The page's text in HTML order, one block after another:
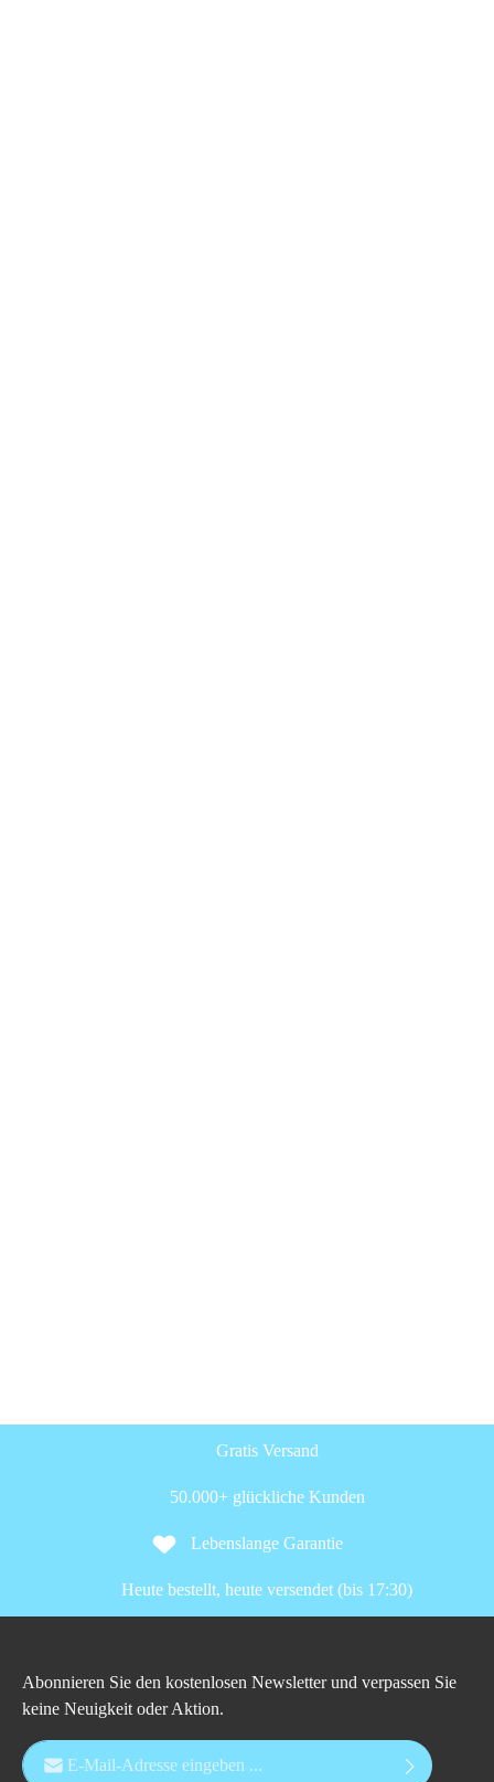
Gratis Versand
50.000+ glückliche Kunden
Lebenslange Garantie
Heute bestellt, heute versendet (bis 17:30)
Abonnieren Sie den kostenlosen Newsletter und verpassen Sie
keine Neuigkeit oder Aktion.
E-Mail-Adresse*